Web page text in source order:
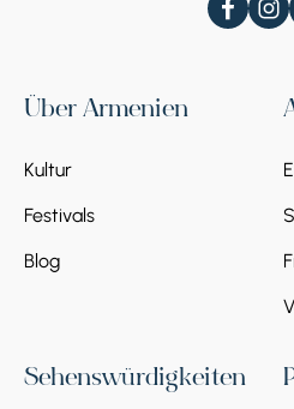
Über Armenien
Kultur
Festivals
Blog
Sehenswürdigkeiten